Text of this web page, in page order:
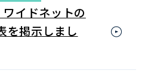
ワイドネットの
を掲示しまし